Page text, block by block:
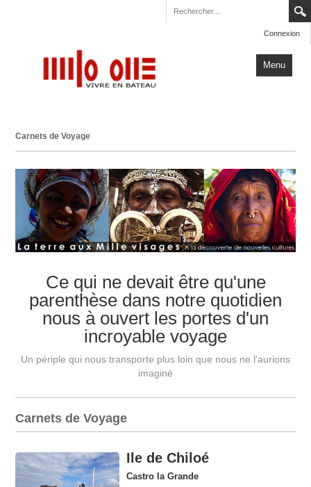
Connexion
Menu
Carnets de Voyage
Actualités
Plus
Carnets de Voyage
Ce qui ne devait être qu'une
parenthèse dans notre quotidien
nous à ouvert les portes d'un
incroyable voyage
Un périple qui nous transporte plus loin que nous ne l'aurions
imaginé
Carnets de Voyage
Ile de Chiloé
Castro la Grande